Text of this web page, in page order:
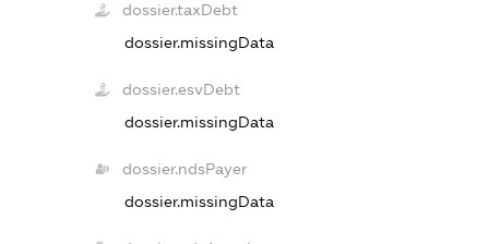
dossier.taxDebt
dossier.missingData
dossier.esvDebt
dossier.missingData
dossier.ndsPayer
dossier.missingData